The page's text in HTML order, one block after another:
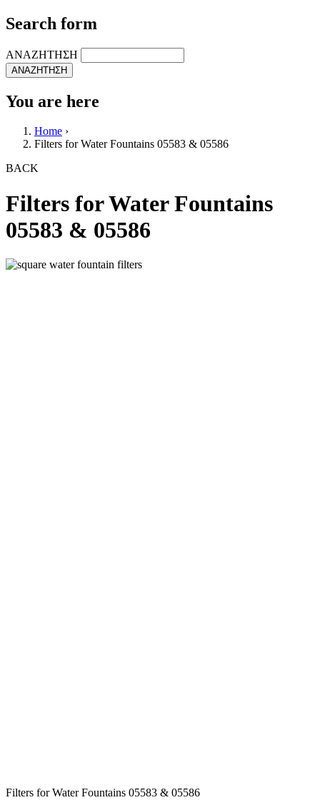
Search form
ΑΝΑΖΗΤΗΣΗ
You are here
Home ›
Filters for Water Fountains 05583 & 05586
BACK
Filters for Water Fountains
05583 & 05586
Filters for Water Fountains 05583 & 05586